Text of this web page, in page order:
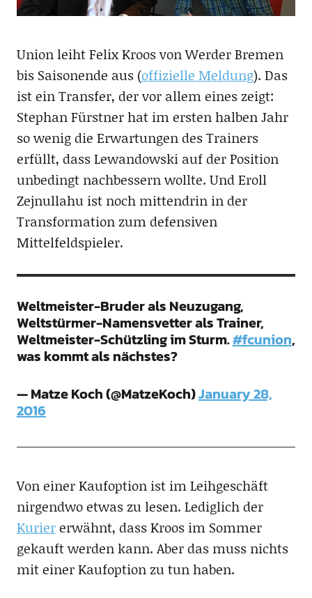
Union leiht Felix Kroos von Werder Bremen
bis Saisonende aus (offizielle Meldung). Das
ist ein Transfer, der vor allem eines zeigt:
Stephan Fürstner hat im ersten halben Jahr
so wenig die Erwartungen des Trainers
erfüllt, dass Lewandowski auf der Position
unbedingt nachbessern wollte. Und Eroll
Zejnullahu ist noch mittendrin in der
Transformation zum defensiven
Mittelfeldspieler.
Weltmeister-Bruder als Neuzugang,
Weltstürmer-Namensvetter als Trainer,
Weltmeister-Schützling im Sturm.#fcunion,
was kommt als nächstes?
— Matze Koch (@MatzeKoch)January 28,
2016
Von einer Kaufoption ist im Leihgeschäft
nirgendwo etwas zu lesen. Lediglich der
Kuriererwähnt, dass Kroos im Sommer
gekauft werden kann. Aber das muss nichts
mit einer Kaufoption zu tun haben.